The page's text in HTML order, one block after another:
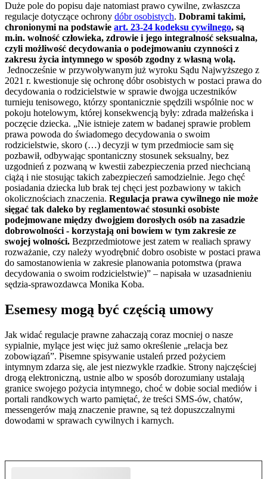
Duże pole do popisu daje natomiast prawo cywilne, zwłaszcza
regulacje dotyczące ochrony dóbr osobistych. Dobrami takimi,
chronionymi na podstawie art. 23-24 kodeksu cywilnego, są
m.in. wolność człowieka, zdrowie i jego integralność seksualna,
czyli możliwość decydowania o podejmowaniu czynności z
zakresu życia intymnego w sposób zgodny z własną wolą.
Jednocześnie w przywoływanym już wyroku Sądu Najwyższego z
2021 r. kwestionuje się ochronę dóbr osobistych w postaci prawa do
decydowania o rodzicielstwie w sprawie dwojga uczestników
turnieju tenisowego, którzy spontanicznie spędzili wspólnie noc w
pokoju hotelowym, której konsekwencją były: zdrada małżeńska i
poczęcie dziecka. „Nie istnieje zatem w badanej sprawie problem
prawa powoda do świadomego decydowania o swoim
rodzicielstwie, skoro (…) decyzji w tym przedmiocie sam się
pozbawił, odbywając spontaniczny stosunek seksualny, bez
uzgodnień z pozwaną w kwestii zabezpieczenia przed niechcianą
ciążą i nie stosując takich zabezpieczeń samodzielnie. Jego chęć
posiadania dziecka lub brak tej chęci jest pozbawiony w takich
okolicznościach znaczenia. Regulacja prawa cywilnego nie może
sięgać tak daleko by reglamentować stosunki osobiste
podejmowane między dwojgiem dorosłych osób na zasadzie
dobrowolności - korzystają oni bowiem w tym zakresie ze
swojej wolności. Bezprzedmiotowe jest zatem w realiach sprawy
rozważanie, czy należy wyodrębnić dobro osobiste w postaci prawa
do samostanowienia w zakresie planowania potomstwa (prawa
decydowania o swoim rodzicielstwie)” – napisała w uzasadnieniu
sędzia-sprawozdawca Monika Koba.
Esemesy mogą być częścią umowy
Jak widać regulacje prawne zahaczają coraz mocniej o nasze
sypialnie, mylące jest więc już samo określenie „relacja bez
zobowiązań”. Pisemne spisywanie ustaleń przed pożyciem
intymnym zdarza się, ale jest niezwykle rzadkie. Strony najczęściej
drogą elektroniczną, ustnie albo w sposób dorozumiany ustalają
granice swojego pożycia intymnego, choć w dobie social mediów i
portali randkowych warto pamiętać, że treści SMS-ów, chatów,
messengerów mają znaczenie prawne, są też dopuszczalnymi
dowodami w sprawach cywilnych i karnych.